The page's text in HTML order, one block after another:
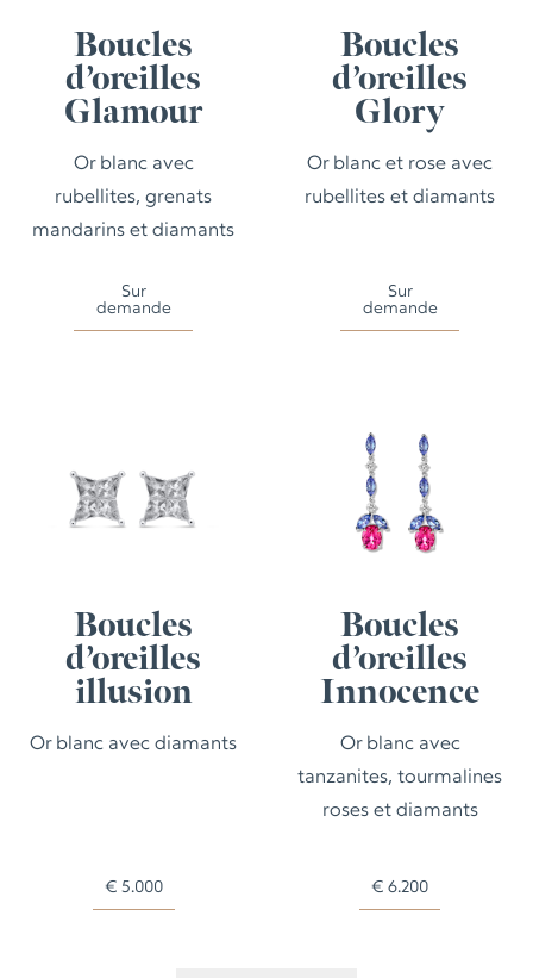
Boucles
d’oreilles
Glamour
Or blanc avec
rubellites, grenats
mandarins et diamants
Sur
demande
Boucles
d’oreilles
Glory
Or blanc et rose avec
rubellites et diamants
Sur
demande
Boucles
d’oreilles
illusion
Or blanc avec diamants
€ 5.000
Boucles
d’oreilles
Innocence
Or blanc avec
tanzanites, tourmalines
roses et diamants
€ 6.200